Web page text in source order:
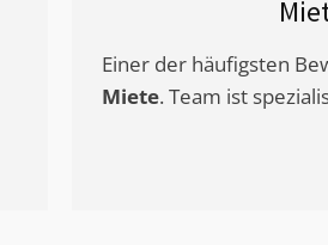
Einer der häufigsten
Miete. Team ist